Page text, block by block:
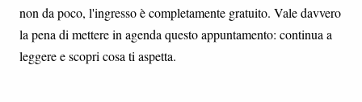
non da poco, l'ingresso è completamente gratuito. Vale davvero
la pena di mettere in agenda questo appuntamento: continua a
leggere e scopri cosa ti aspetta.